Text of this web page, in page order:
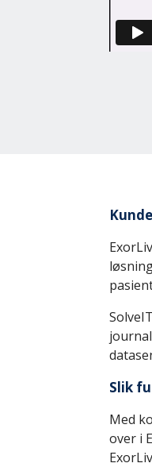
Slik
Med
over i